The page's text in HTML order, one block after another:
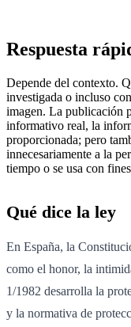
Respuesta
Depende del contexto.
investigada o incluso
imagen. La publicación
informativo real, la
proporcionada; pero
innecesariamente a la
tiempo o se usa con
Qué dice la ley
En España, la
como el honor, la
1/1982 desarrolla la
y la normativa de